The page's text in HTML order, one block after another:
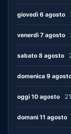
giovedì 6 agosto
venerdì 7 agosto
sabato 8 agosto
domenica 9
oggi 10 agosto
domani 11 agosto